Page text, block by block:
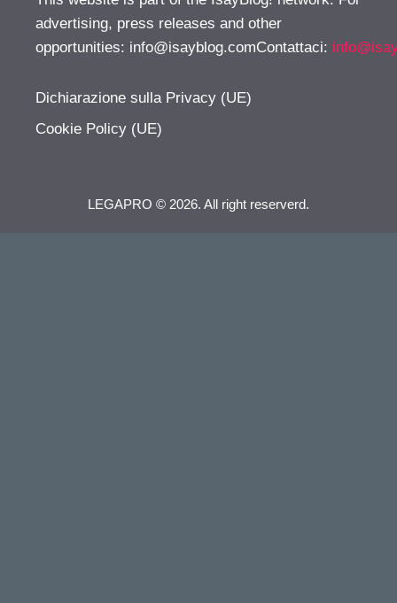
advertising, press releases and other
opportunities: info@isayblog.comContattaci:
Dichiarazione sulla Privacy (UE)
Cookie Policy (UE)
LEGAPRO © 2026. All right reserverd.